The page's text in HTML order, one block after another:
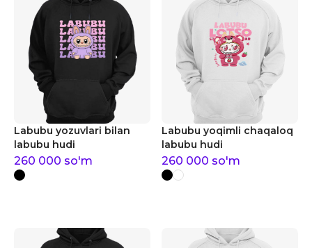
Labubu yozuvlari bilan
labubu hudi
260 000 so'm
Labubu yoqimli chaqaloq
labubu hudi
260 000 so'm